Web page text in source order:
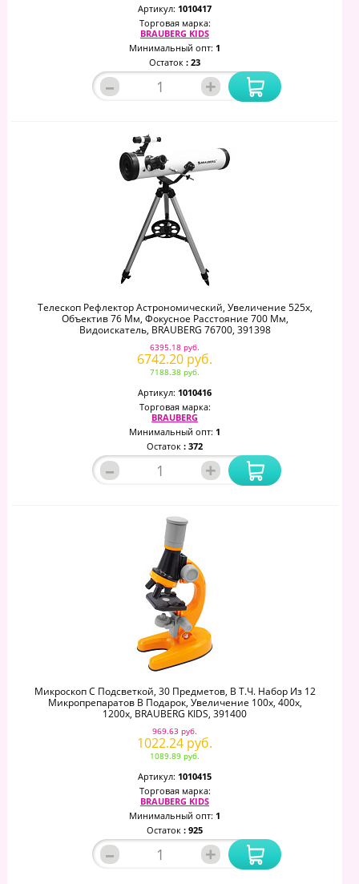
Артикул: 1010417
Торговая марка:
BRAUBERG KIDS
Минимальный опт: 1
Остаток : 23
– +
Телескоп Рефлектор Астрономический, Увеличение 525х,
Объектив 76 Мм, Фокусное Расстояние 700 Мм,
Видоискатель, BRAUBERG 76700, 391398
6395.18 руб.
6742.20 руб.
7188.38 руб.
Артикул: 1010416
Торговая марка:
BRAUBERG
Минимальный опт: 1
Остаток : 372
– +
Микроскоп С Подсветкой, 30 Предметов, В Т.ч. Набор Из 12
Микропрепаратов В Подарок, Увеличение 100х, 400х,
1200х, BRAUBERG KIDS, 391400
969.63 руб.
1022.24 руб.
1089.89 руб.
Артикул: 1010415
Торговая марка:
BRAUBERG KIDS
Минимальный опт: 1
Остаток : 925
– +